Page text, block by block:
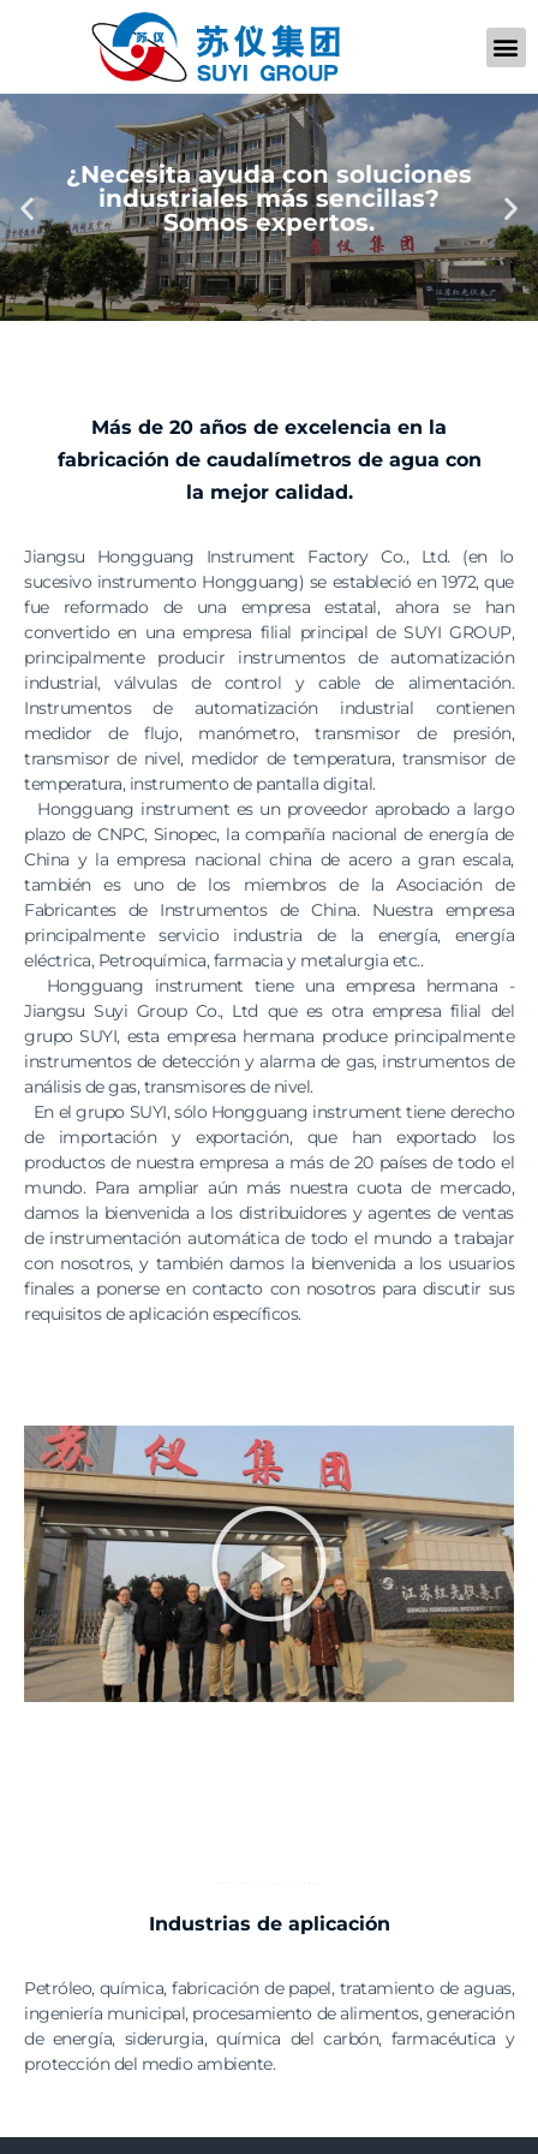
¿Necesita ayuda con soluciones
industriales más sencillas?
Somos expertos.
Más de 20 años de excelencia en la
fabricación de caudalímetros de agua con
la mejor calidad.
Jiangsu Hongguang Instrument Factory Co., Ltd. (en lo
sucesivo instrumento Hongguang) se estableció en 1972, que
fue reformado de una empresa estatal, ahora se han
convertido en una empresa filial principal de SUYI GROUP,
principalmente producir instrumentos de automatización
industrial, válvulas de control y cable de alimentación.
Instrumentos de automatización industrial contienen
medidor de flujo, manómetro, transmisor de presión,
transmisor de nivel, medidor de temperatura, transmisor de
temperatura, instrumento de pantalla digital.
Hongguang instrument es un proveedor aprobado a largo
plazo de CNPC, Sinopec, la compañía nacional de energía de
China y la empresa nacional china de acero a gran escala,
también es uno de los miembros de la Asociación de
Fabricantes de Instrumentos de China. Nuestra empresa
principalmente servicio industria de la energía, energía
eléctrica, Petroquímica, farmacia y metalurgia etc..
Hongguang instrument tiene una empresa hermana -
Jiangsu Suyi Group Co., Ltd que es otra empresa filial del
grupo SUYI, esta empresa hermana produce principalmente
instrumentos de detección y alarma de gas, instrumentos de
análisis de gas, transmisores de nivel.
En el grupo SUYI, sólo Hongguang instrument tiene derecho
de importación y exportación, que han exportado los
productos de nuestra empresa a más de 20 países de todo el
mundo. Para ampliar aún más nuestra cuota de mercado,
damos la bienvenida a los distribuidores y agentes de ventas
de instrumentación automática de todo el mundo a trabajar
con nosotros, y también damos la bienvenida a los usuarios
finales a ponerse en contacto con nosotros para discutir sus
requisitos de aplicación específicos.
Industrias de aplicación
Petróleo, química, fabricación de papel, tratamiento de aguas,
ingeniería municipal, procesamiento de alimentos, generación
de energía, siderurgia, química del carbón, farmacéutica y
protección del medio ambiente.